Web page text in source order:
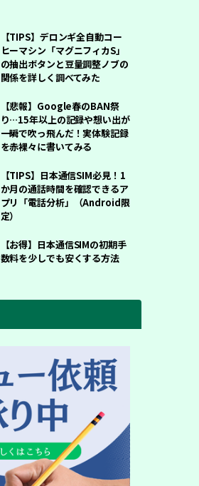
【TIPS】デロンギ全自動コー
ヒーマシン「マグニフィカS」
の抽出ボタンと豆量調整ノブの
関係を詳しく調べてみた
【悲報】Google春のBAN祭
り…15年以上の記録や想い出が
一瞬で吹っ飛んだ！実体験記録
を赤裸々に書いてみる
【TIPS】日本通信SIM必見！1
か月の通話時間を確認できるア
プリ「電話分析」（Android限
定）
【お得】日本通信SIMの初期手
数料を少しでも安くする方法